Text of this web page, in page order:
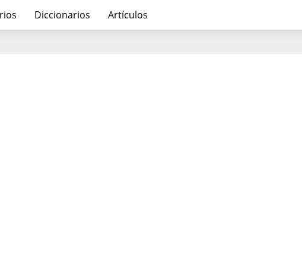
Diccionarios Artículos